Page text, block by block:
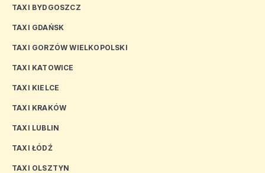
TAXI BYDGOSZCZ
TAXI GDAŃSK
TAXI GORZÓW WIELKOPOLSKI
TAXI KATOWICE
TAXI KIELCE
TAXI KRAKÓW
TAXI LUBLIN
TAXI ŁÓDŹ
TAXI OLSZTYN